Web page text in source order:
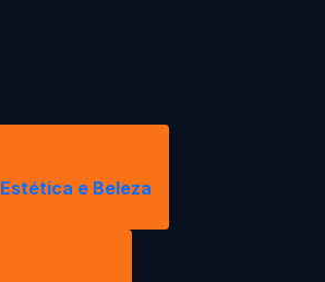
Estética e Beleza